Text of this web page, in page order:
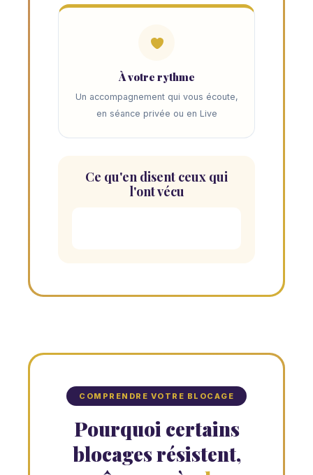
À votre rythme
Un accompagnement qui vous écoute,
en séance privée ou en Live
Ce qu'en disent ceux qui
l'ont vécu
COMPRENDRE VOTRE BLOCAGE
Pourquoi certains
blocages résistent,